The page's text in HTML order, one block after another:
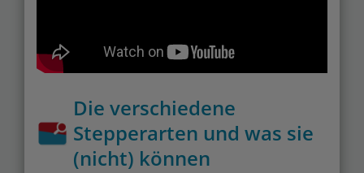
Die verschiedene
Stepperarten und was sie
(nicht) können